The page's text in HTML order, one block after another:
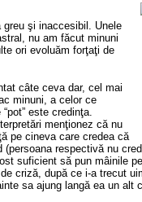
şi inaccesibil. Unele
nu am făcut minuni
ori evoluăm forţaţi de
câte ceva dar, cel mai
minuni, a celor ce
este credinţa.
menţionez că nu
pe cineva care credea că
respectivă nu
suficient să pun mâinile
criză, după ce i-a trecut
sa ajung langă ea un alt